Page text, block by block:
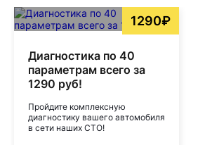
1290₽
Диагностика по 40
параметрам всего за
1290 руб!
Пройдите комплексную
диагностику вашего автомобиля
в сети наших СТО!